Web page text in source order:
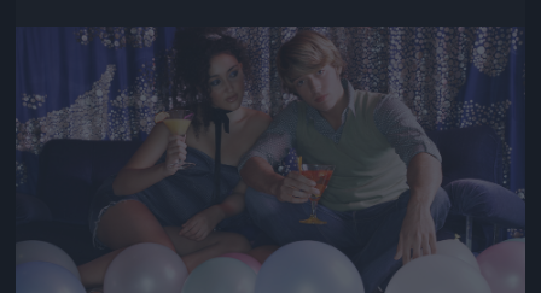
Jön még kép!